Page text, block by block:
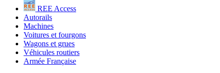
REE Access
Autorails
Machines
Voitures et fourgons
Wagons et grues
Véhicules routiers
Armée Française